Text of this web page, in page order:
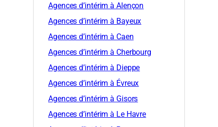
Agences d’intérim à Alençon
Agences d’intérim à Bayeux
Agences d’intérim à Caen
Agences d’intérim à Cherbourg
Agences d’intérim à Dieppe
Agences d’intérim à Évreux
Agences d’intérim à Gisors
Agences d’intérim à Le Havre